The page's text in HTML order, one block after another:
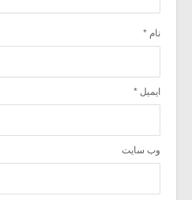
نام *
ایمیل *
وب‌ سایت